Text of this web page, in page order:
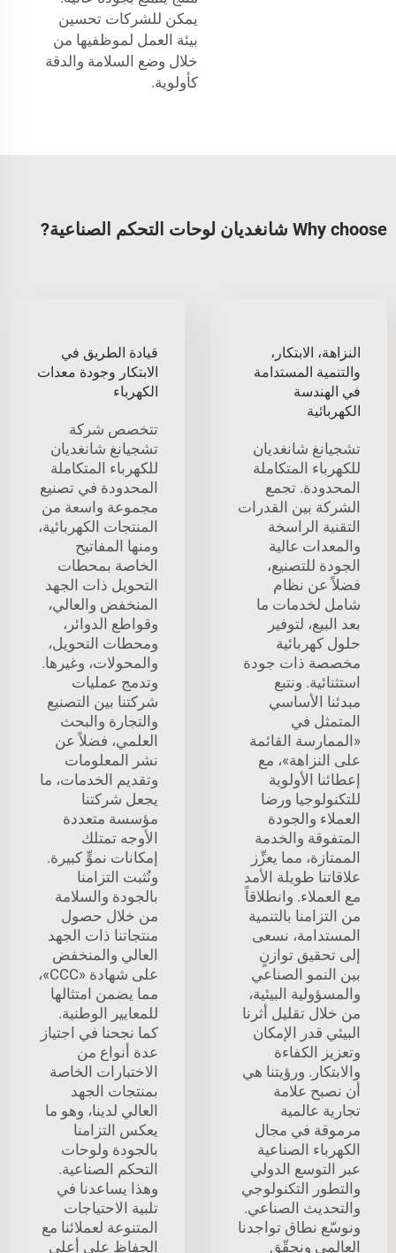
يمكن للشركات تحسين
بيئة العمل لموظفيها من
خلال وضع السلامة والدقة
كأولوية.
Why choose شانغديان لوحات التحكم الصناعية?
النزاهة، الابتكار،
والتنمية المستدامة
في الهندسة
الكهربائية
تشجيانغ شانغديان
للكهرباء المتكاملة
المحدودة. تجمع
الشركة بين القدرات
التقنية الراسخة
والمعدات عالية
الجودة للتصنيع،
فضلاً عن نظام
شامل لخدمات ما
بعد البيع، لتوفير
حلول كهربائية
مخصصة ذات جودة
استثنائية. ونتبع
مبدئنا الأساسي
المتمثل في
«الممارسة القائمة
على النزاهة»، مع
إعطائنا الأولوية
للتكنولوجيا ورضا
العملاء والجودة
المتفوقة والخدمة
الممتازة، مما يعزِّز
علاقاتنا طويلة الأمد
مع العملاء. وانطلاقاً
من التزامنا بالتنمية
المستدامة، نسعى
إلى تحقيق توازنٍ
بين النمو الصناعي
والمسؤولية البيئية،
من خلال تقليل أثرنا
البيئي قدر الإمكان
وتعزيز الكفاءة
والابتكار. ورؤيتنا هي
أن نصبح علامة
تجارية عالمية
مرموقة في مجال
الكهرباء الصناعية
عبر التوسع الدولي
والتطور التكنولوجي
والتحديث الصناعي.
ونوسّع نطاق تواجدنا
العالمي ونحقّق
قيادة الطريق في
الابتكار وجودة معدات
الكهرباء
تتخصص شركة
تشجيانغ شانغديان
للكهرباء المتكاملة
المحدودة في تصنيع
مجموعة واسعة من
المنتجات الكهربائية،
ومنها المفاتيح
الخاصة بمحطات
التحويل ذات الجهد
المنخفض والعالي،
وقواطع الدوائر،
ومحطات التحويل،
والمحولات، وغيرها.
وتدمج عمليات
شركتنا بين التصنيع
والتجارة والبحث
العلمي، فضلاً عن
نشر المعلومات
وتقديم الخدمات، ما
يجعل شركتنا
مؤسسة متعددة
الأوجه تمتلك
إمكانات نموٍّ كبيرة.
ونُثبت التزامنا
بالجودة والسلامة
من خلال حصول
منتجاتنا ذات الجهد
العالي والمنخفض
على شهادة «CCC»،
مما يضمن امتثالها
للمعايير الوطنية.
كما نجحنا في اجتياز
عدة أنواع من
الاختبارات الخاصة
بمنتجات الجهد
العالي لدينا، وهو ما
يعكس التزامنا
بالجودة ولوحات
التحكم الصناعية.
وهذا يساعدنا في
تلبية الاحتياجات
المتنوعة لعملائنا مع
الحفاظ على أعلى